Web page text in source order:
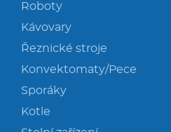
Roboty
Kávovary
Řeznické stroje
Konvektomaty/Pece
Sporáky
Kotle